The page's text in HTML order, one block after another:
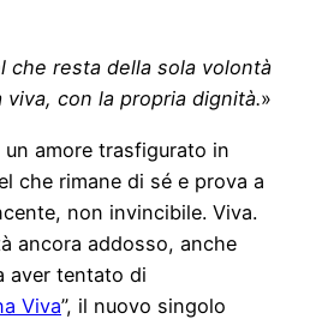
che resta della sola volontà
con la propria dignità.»
amore trasfigurato in
che rimane di sé e prova a
non invincibile. Viva.
ancora addosso, anche
aver tentato di
Viva”, il nuovo singolo